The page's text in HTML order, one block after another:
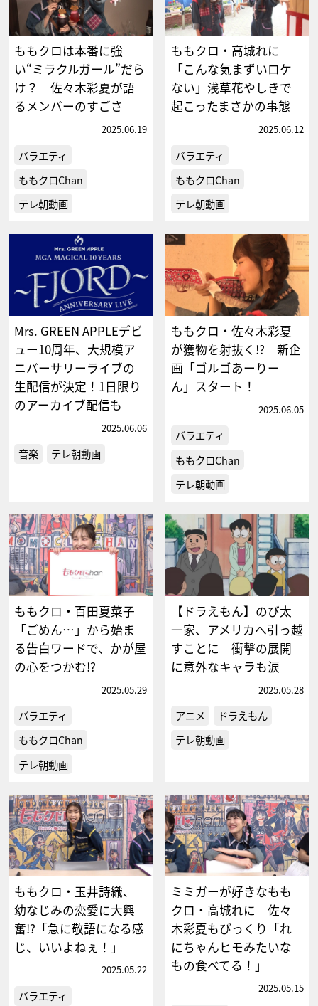
ももクロは本番に強
い“ミラクルガール”だら
け？ 佐々木彩夏が語
るメンバーのすごさ
2025.06.19
バラエティ
ももクロChan
テレ朝動画
ももクロ・高城れに
「こんな気まずいロケ
ない」浅草花やしきで
起こったまさかの事態
2025.06.12
バラエティ
ももクロChan
テレ朝動画
Mrs. GREEN APPLEデビ
ュー10周年、大規模ア
ニバーサリーライブの
生配信が決定！1日限り
のアーカイブ配信も
2025.06.06
音楽 テレ朝動画
ももクロ・佐々木彩夏
が獲物を射抜く!? 新企
画「ゴルゴあーりー
ん」スタート！
2025.06.05
バラエティ
ももクロChan
テレ朝動画
ももクロ・百田夏菜子
「ごめん…」から始ま
る告白ワードで、かが屋
の心をつかむ!?
2025.05.29
バラエティ
ももクロChan
テレ朝動画
【ドラえもん】のび太
一家、アメリカへ引っ越
すことに 衝撃の展開
に意外なキャラも涙
2025.05.28
アニメ
ドラえもん
テレ朝動画
ももクロ・玉井詩織、
幼なじみの恋愛に大興
奮!?「急に敬語になる感
じ、いいよねぇ！」
2025.05.22
バラエティ
ミミガーが好きなもも
クロ・高城れに 佐々
木彩夏もびっくり「れ
にちゃんヒモみたいな
もの食べてる！」
2025.05.15